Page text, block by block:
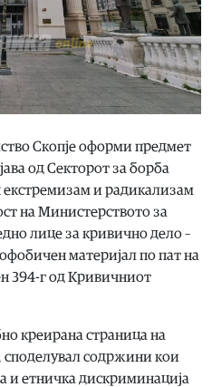
Скопје оформи предмет
од Секторот за борба
и радикализам
на Министерството за
лице за кривично дело –
материјал по пат на
394-г од Кривичниот
креирана страница на
споделувал содржини кои
и етничка дискриминација